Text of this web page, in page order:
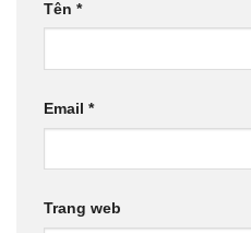
Tên *
Email *
Trang web